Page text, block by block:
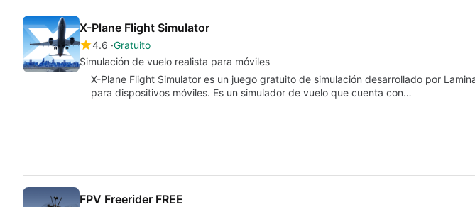
X-Plane Flight Simulator
4.6 Gratuito
Simulación de vuelo realista para móviles
X-Plane Flight Simulator es un juego gratuito de simulación desarrollado por
para dispositivos móviles. Es un simulador de vuelo que cuenta con…
FPV Freerider FREE